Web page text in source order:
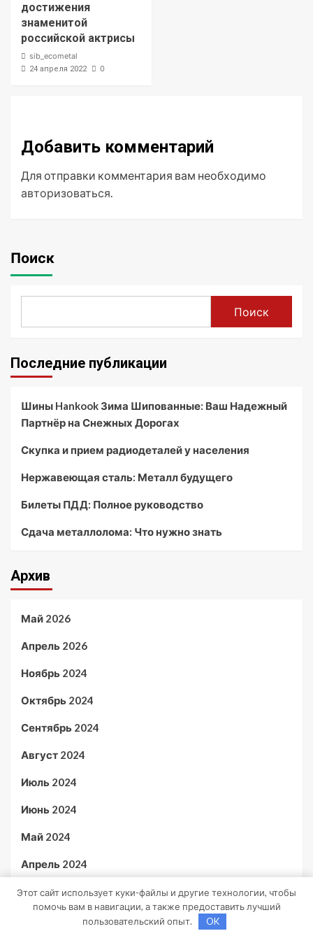
достижения
знаменитой
российской актрисы
sib_ecometal
24 апреля 2022 0
Добавить комментарий
Для отправки комментария вам необходимо
авторизоваться.
Поиск
Поиск
Последние публикации
Шины Hankook Зима Шипованные: Ваш Надежный
Партнёр на Снежных Дорогах
Скупка и прием радиодеталей у населения
Нержавеющая сталь: Металл будущего
Билеты ПДД: Полное руководство
Сдача металлолома: Что нужно знать
Архив
Май 2026
Апрель 2026
Ноябрь 2024
Октябрь 2024
Сентябрь 2024
Август 2024
Июль 2024
Июнь 2024
Май 2024
Апрель 2024
Март 2024
Февраль 2024
Этот сайт использует куки-файлы и другие технологии, чтобы
помочь вам в навигации, а также предоставить лучший
пользовательский опыт.
OK